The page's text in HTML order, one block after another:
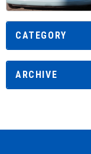
CATEGORY
ARCHIVE